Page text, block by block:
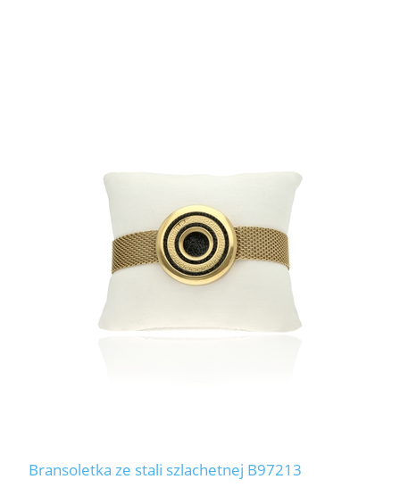
Bransoletka ze stali szlachetnej B97213